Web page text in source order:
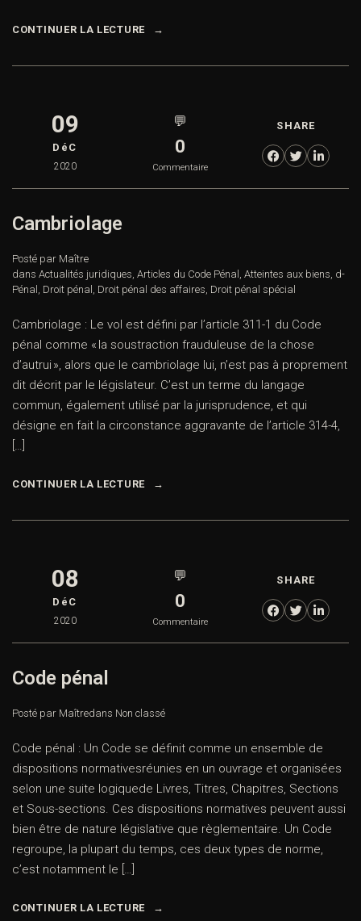
CONTINUER LA LECTURE
09
DéC
2020
💬
0
Commentaire
SHARE
Cambriolage
Posté par Maître
dans Actualités juridiques, Articles du Code Pénal , Atteintes aux biens, d-
Pénal , Droit pénal , Droit pénal des affaires, Droit pénal spécial
Cambriolage : Le vol est défini par l’article 311-1 du Code
pénal comme « la soustraction frauduleuse de la chose
d’autrui », alors que le cambriolage lui, n’est pas à proprement
dit décrit par le législateur. C’est un terme du langage
commun, également utilisé par la jurisprudence, et qui
désigne en fait la circonstance aggravante de l’article 314-4,
[…]
CONTINUER LA LECTURE
08
DéC
2020
💬
0
Commentaire
SHARE
Code pénal
Posté par Maîtredans Non classé
Code pénal : Un Code se définit comme un ensemble de
dispositions normativesréunies en un ouvrage et organisées
selon une suite logiquede Livres, Titres, Chapitres, Sections
et Sous-sections. Ces dispositions normatives peuvent aussi
bien être de nature législative que règlementaire. Un Code
regroupe, la plupart du temps, ces deux types de norme,
c’est notamment le […]
CONTINUER LA LECTURE